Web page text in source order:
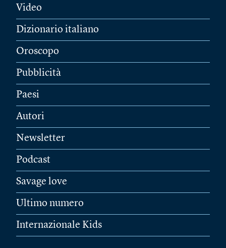
Video
Dizionario italiano
Oroscopo
Pubblicità
Paesi
Autori
Newsletter
Podcast
Savage love
Ultimo numero
Internazionale Kids